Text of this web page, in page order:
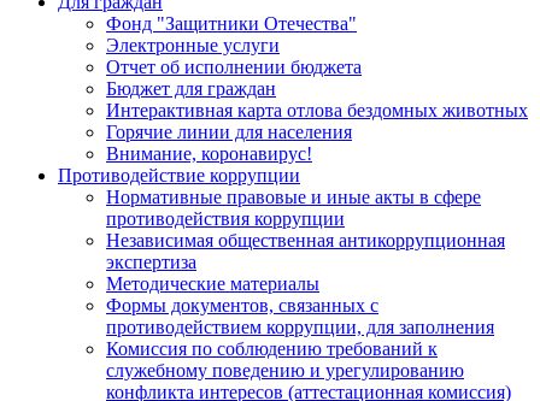
Фонд "Защитники Отечества"
Электронные услуги
Отчет об исполнении бюджета
Бюджет для граждан
Интерактивная карта отлова бездомных животных
Горячие линии для населения
Внимание, коронавирус!
Противодействие коррупции
Нормативные правовые и иные акты в сфере
противодействия коррупции
Независимая общественная антикоррупционная
экспертиза
Методические материалы
Формы документов, связанных с
противодействием коррупции, для заполнения
Комиссия по соблюдению требований к
служебному поведению и урегулированию
конфликта интересов (аттестационная комиссия)